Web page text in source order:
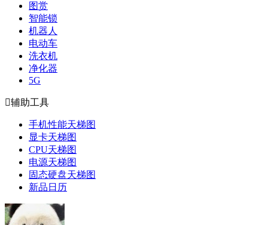
图赏
智能锁
机器人
电动车
洗衣机
净化器
5G
辅助工具
手机性能天梯图
显卡天梯图
CPU天梯图
电源天梯图
固态硬盘天梯图
新品日历